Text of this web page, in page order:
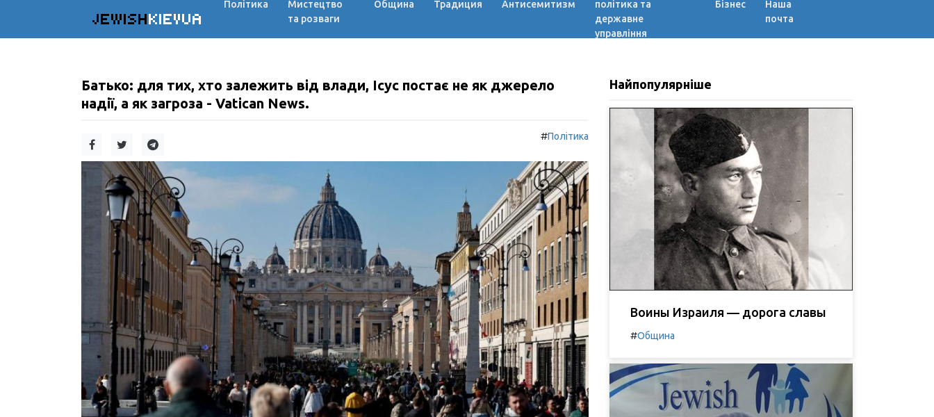
JEWISHKIEVUA
Політика
Мистецтво
та розваги
Община Традиция Антисемитизм
політика та
державне
управління
Бізнес
Наша
почта
Батько: для тих, хто залежить від влади, Ісус постає не як джерело
надії, а як загроза - Vatican News.
#Політика
Найпопулярніше
Воины Израиля — дорога славы
#Община